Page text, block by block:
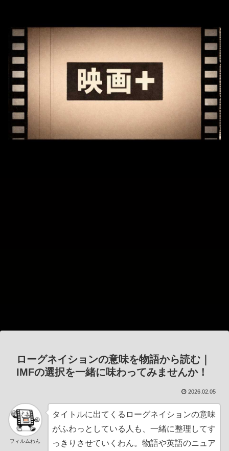
ローグネイションの意味を物語から読む｜
IMFの選択を一緒に味わってみませんか！
2026.02.05
フィルムわん
タイトルに出てくるローグネイションの意味
がふわっとしている人も、一緒に整理してす
っきりさせていくわん。物語や英語のニュア